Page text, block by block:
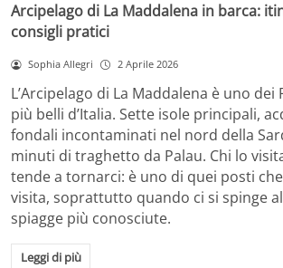
Arcipelago di La Maddalena in barca:
consigli pratici
Sophia Allegri 2 Aprile 2026
L’Arcipelago di La Maddalena è uno dei
più belli d’Italia. Sette isole principali,
fondali incontaminati nel nord della
minuti di traghetto da Palau. Chi lo
tende a tornarci: è uno di quei posti
visita, soprattutto quando ci si spinge
spiagge più conosciute.
Leggi di più